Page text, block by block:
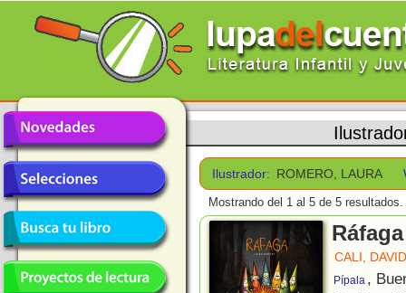
Ilustrador: ROMERO, LAURA
Mostrando del 1 al 5 de 5 resultados.
Ráfaga
CALI,
Pípala ,